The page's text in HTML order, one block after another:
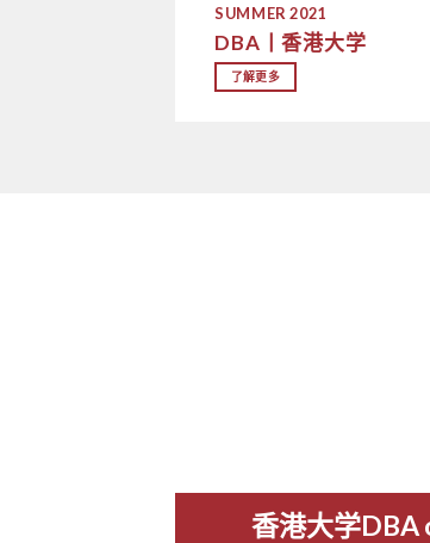
SUMMER 2021
DBA丨香港大学
了解更多
香港大学